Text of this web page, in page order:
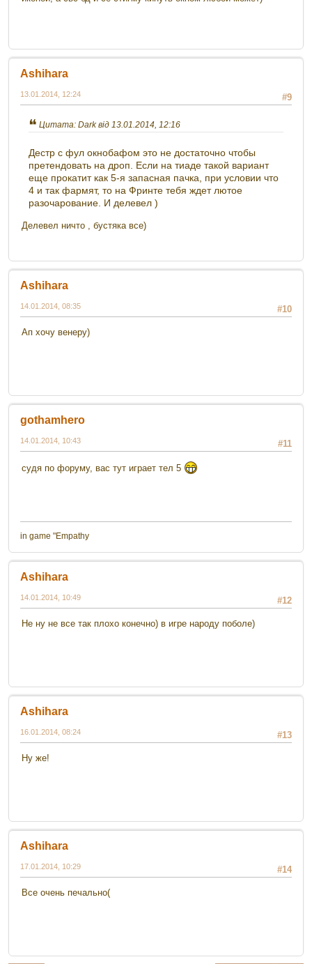
Ashihara
#9
13.01.2014, 12:24
Цитата: Dark від 13.01.2014, 12:16
Дестр с фул окнобафом это не достаточно чтобы
претендовать на дроп. Если на тиаде такой вариант
еще прокатит как 5-я запасная пачка, при условии что
4 и так фармят, то на Фринте тебя ждет лютое
разочарование. И делевел )
Делевел ничто , бустяка все)
Ashihara
#10
14.01.2014, 08:35
Ап хочу венеру)
gothamhero
#11
14.01.2014, 10:43
судя по форуму, вас тут играет тел 5
in game "Empathy
Ashihara
#12
14.01.2014, 10:49
Не ну не все так плохо конечно) в игре народу поболе)
Ashihara
#13
16.01.2014, 08:24
Ну же!
Ashihara
#14
17.01.2014, 10:29
Все очень печально(